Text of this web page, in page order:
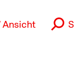
Ansicht